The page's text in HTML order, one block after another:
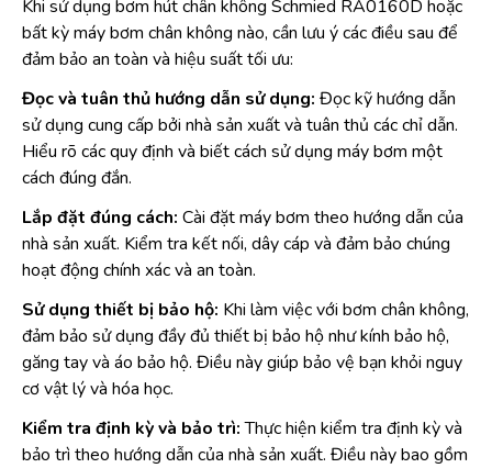
Khi sử dụng bơm hút chân không Schmied RA0160D hoặc
bất kỳ máy bơm chân không nào, cần lưu ý các điều sau để
đảm bảo an toàn và hiệu suất tối ưu:
Đọc và tuân thủ hướng dẫn sử dụng: Đọc kỹ hướng dẫn
sử dụng cung cấp bởi nhà sản xuất và tuân thủ các chỉ dẫn.
Hiểu rõ các quy định và biết cách sử dụng máy bơm một
cách đúng đắn.
Lắp đặt đúng cách: Cài đặt máy bơm theo hướng dẫn của
nhà sản xuất. Kiểm tra kết nối, dây cáp và đảm bảo chúng
hoạt động chính xác và an toàn.
Sử dụng thiết bị bảo hộ: Khi làm việc với bơm chân không,
đảm bảo sử dụng đầy đủ thiết bị bảo hộ như kính bảo hộ,
găng tay và áo bảo hộ. Điều này giúp bảo vệ bạn khỏi nguy
cơ vật lý và hóa học.
Kiểm tra định kỳ và bảo trì:Thực hiện kiểm tra định kỳ và
bảo trì theo hướng dẫn của nhà sản xuất. Điều này bao gồm